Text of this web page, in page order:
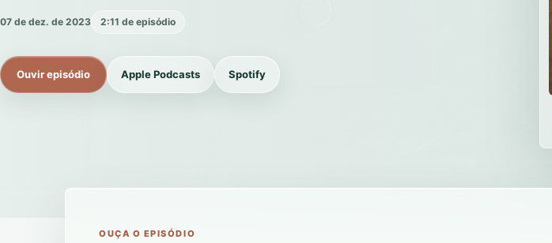
07 de dez. de 2023 2:11 de episódio
Ouvir episódio Apple Podcasts Spotify
OUÇA O EPISÓDIO